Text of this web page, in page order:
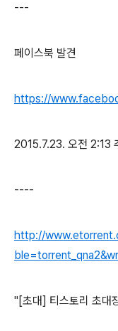
---
페이스북 발견
https://
2015.7.23. 오전 2:13
----
http://
"[초대] 티스토리 초대